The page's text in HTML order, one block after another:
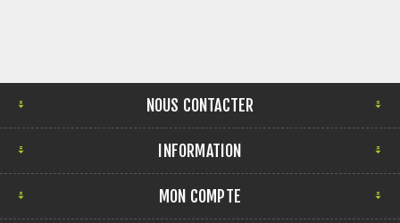
NOUS CONTACTER
INFORMATION
MON COMPTE